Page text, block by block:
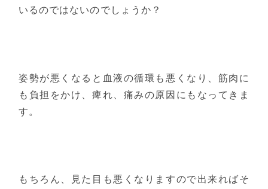
いるのではないのでしょうか？
姿勢が悪くなると血液の循環も悪くなり、筋肉に
も負担をかけ、痺れ、痛みの原因にもなってきま
す。
もちろん、見た目も悪くなりますので出来ればそ